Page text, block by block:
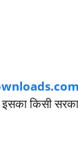
किसी